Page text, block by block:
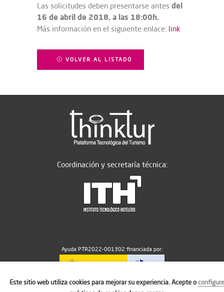
Las solicitudes deben presentarse antes del
16 de abril de 2018, a las 18:00h.
Más información en el siguiente enlace: link
VOLVER AL LISTADO
Coordinación y secretaría técnica:
Ayuda PTR2022-001302 financiada por:
MICIU/AEI/10.13039/501100011033
Este sitio web utiliza cookies para mejorar su experiencia. Acepte oconfigure